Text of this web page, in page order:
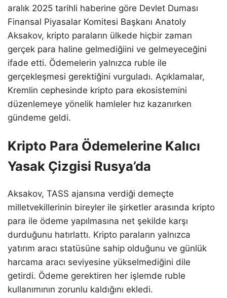
aralık 2025 tarihli haberine göre Devlet Duması
Finansal Piyasalar Komitesi Başkanı Anatoly
Aksakov, kripto paraların ülkede hiçbir zaman
gerçek para haline gelmediğiini ve gelmeyeceğini
ifade etti. Ödemelerin yalnızca ruble ile
gerçekleşmesi gerektiğini vurguladı. Açıklamalar,
Kremlin cephesinde kripto para ekosistemini
düzenlemeye yönelik hamleler hız kazanırken
gündeme geldi.
Kripto Para Ödemelerine Kalıcı
Yasak Çizgisi Rusya’da
Aksakov, TASS ajansına verdiği demeçte
milletvekillerinin bireyler ile şirketler arasında kripto
para ile ödeme yapılmasına net şekilde karşı
durduğunu hatırlattı. Kripto paraların yalnızca
yatırım aracı statüsüne sahip olduğunu ve günlük
harcama aracı seviyesine yükselmediğini dile
getirdi. Ödeme gerektiren her işlemde ruble
kullanımının zorunlu kaldığını ekledi.